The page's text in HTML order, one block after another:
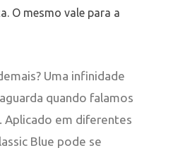
O mesmo vale para a
Uma infinidade
quando falamos
Aplicado em diferentes
Blue pode se